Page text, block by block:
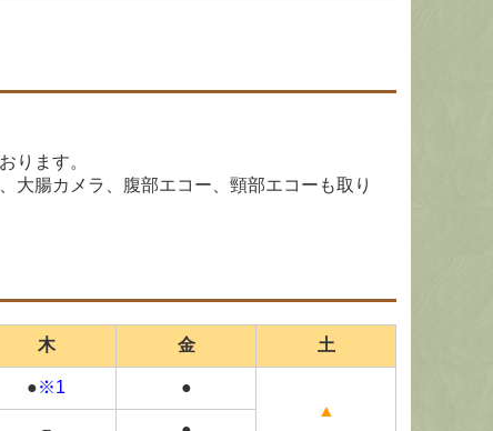
ります。
大腸カメラ、腹部エコー、頸部エコーも取り
木 金 土
●※1
●
▲